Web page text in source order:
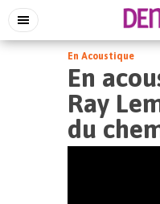
En Acoustique
En
Ray
du